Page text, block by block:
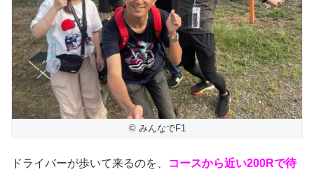
© みんなでF1
ドライバーが歩いて来るのを、
コースから近い200Rで待